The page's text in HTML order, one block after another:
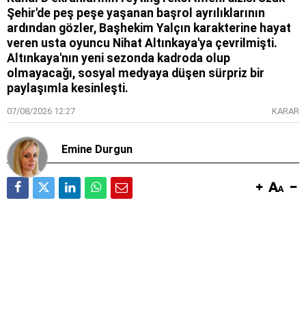
Şehir'de peş peşe yaşanan başrol ayrılıklarının
ardından gözler, Başhekim Yalçın karakterine hayat
veren usta oyuncu Nihat Altınkaya'ya çevrilmişti.
Altınkaya'nın yeni sezonda kadroda olup
olmayacağı, sosyal medyaya düşen sürpriz bir
paylaşımla kesinleşti.
07/08/2026 12:27 KARAR
Emine Durgun